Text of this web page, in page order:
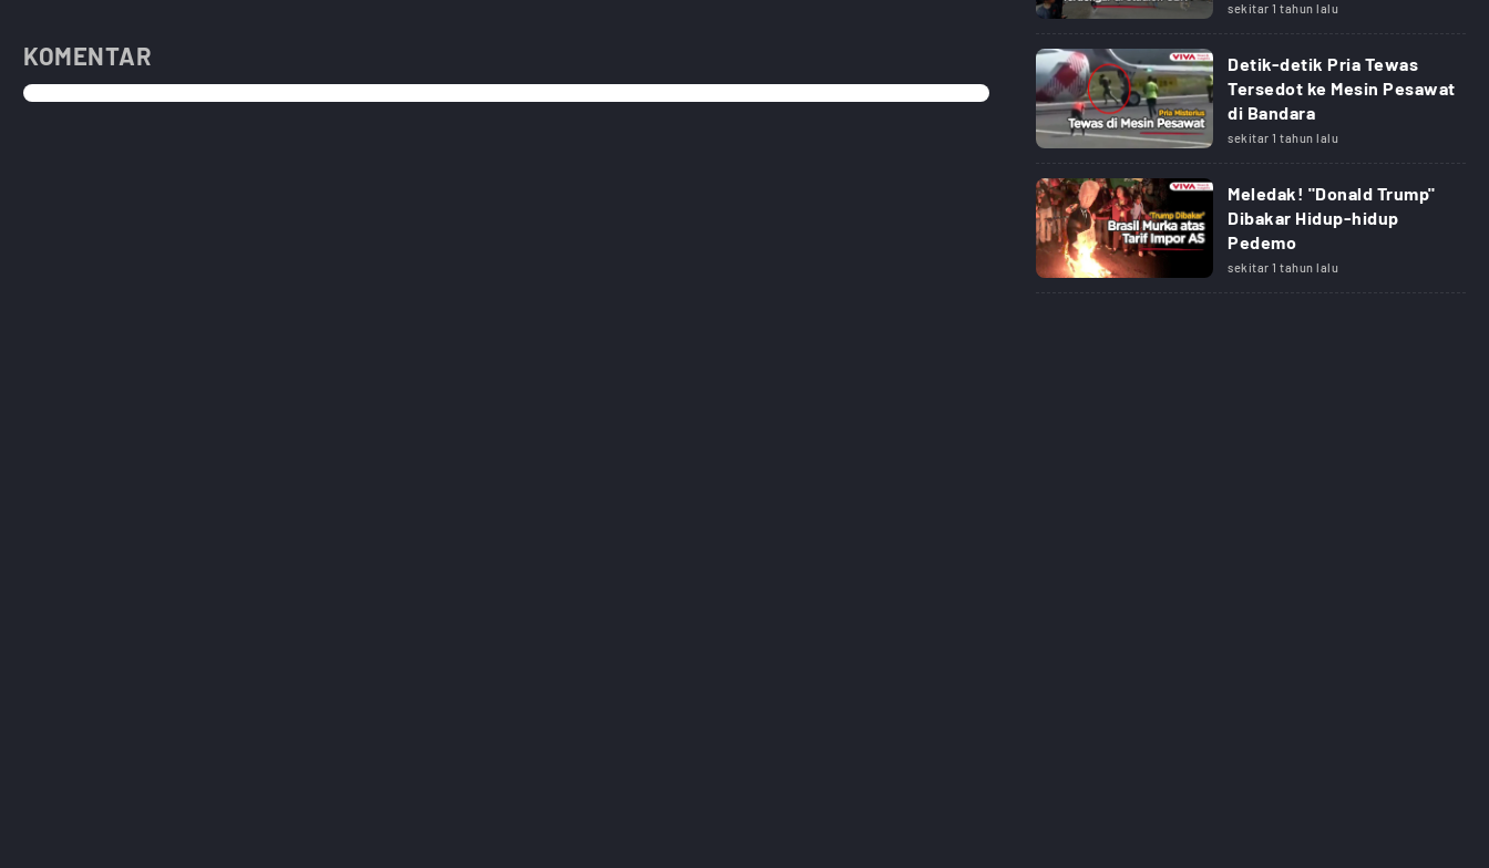
KOMENTAR
sekitar 1 tahun lalu
Detik-detik Pria Tewas
Tersedot ke Mesin Pesawat
di Bandara
sekitar 1 tahun lalu
Meledak! "Donald Trump"
Dibakar Hidup-hidup
Pedemo
sekitar 1 tahun lalu